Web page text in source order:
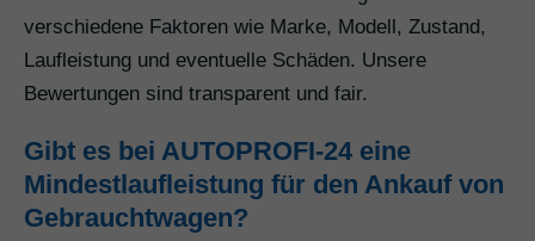
verschiedene Faktoren wie Marke, Modell, Zustand,
Laufleistung und eventuelle Schäden. Unsere
Bewertungen sind transparent und fair.
Gibt es bei AUTOPROFI-24 eine
Mindestlaufleistung für den Ankauf von
Gebrauchtwagen?